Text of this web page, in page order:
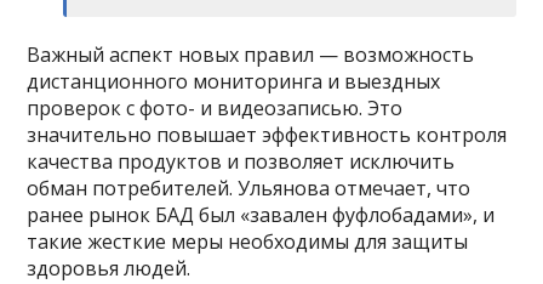
Важный аспект новых правил — возможность
дистанционного мониторинга и выездных
проверок с фото- и видеозаписью. Это
значительно повышает эффективность контроля
качества продуктов и позволяет исключить
обман потребителей. Ульянова отмечает, что
ранее рынок БАД был «завален фуфлобадами», и
такие жесткие меры необходимы для защиты
здоровья людей.